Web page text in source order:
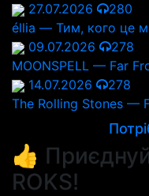
27.07.2026
280
éllia — Тим, кого це
09.07.2026
278
MOONSPELL — Far
14.07.2026
278
The Rolling Stones —
👍
ROKS!